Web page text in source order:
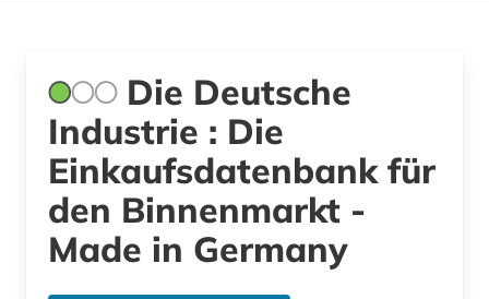
Die Deutsche
Industrie : Die
Einkaufsdatenbank für
den Binnenmarkt -
Made in Germany